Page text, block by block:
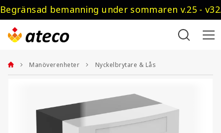
Begränsad bemanning under sommaren v.25 -
Manöverenheter Nyckelbrytare & Lås